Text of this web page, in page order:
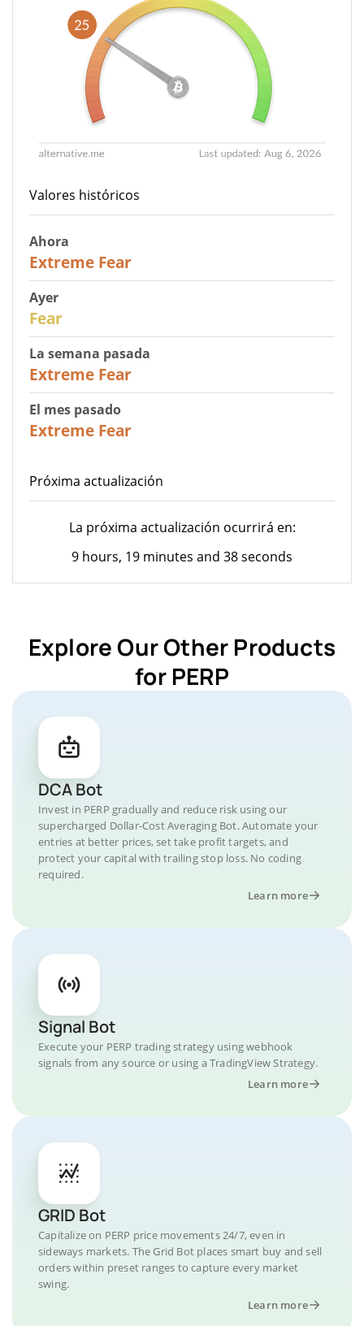
Valores históricos
Ahora
Extreme Fear
Ayer
Fear
La semana pasada
Extreme Fear
El mes pasado
Extreme Fear
Próxima actualización
La próxima actualización ocurrirá en:
9 hours, 19 minutes and 38 seconds
Explore Our Other Products
for PERP
DCA Bot
Invest in PERP gradually and reduce risk using our
supercharged Dollar-Cost Averaging Bot. Automate your
entries at better prices, set take profit targets, and
protect your capital with trailing stop loss. No coding
required.
Learn more
Signal Bot
Execute your PERP trading strategy using webhook
signals from any source or using a TradingView Strategy.
Learn more
GRID Bot
Capitalize on PERP price movements 24/7, even in
sideways markets. The Grid Bot places smart buy and sell
orders within preset ranges to capture every market
swing.
Learn more